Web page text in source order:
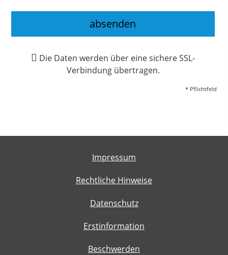
absenden
Die Daten werden über eine sichere SSL-
Verbindung übertragen.
* Pflichtfeld
Impressum
Rechtliche Hinweise
Datenschutz
Erstinformation
Beschwerden